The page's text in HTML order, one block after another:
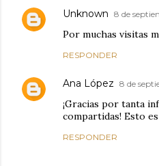
Unknown 8 de
Por muchas visitas
RESPONDER
Ana López 8 de
¡Gracias por tanta
compartidas! Esto
RESPONDER